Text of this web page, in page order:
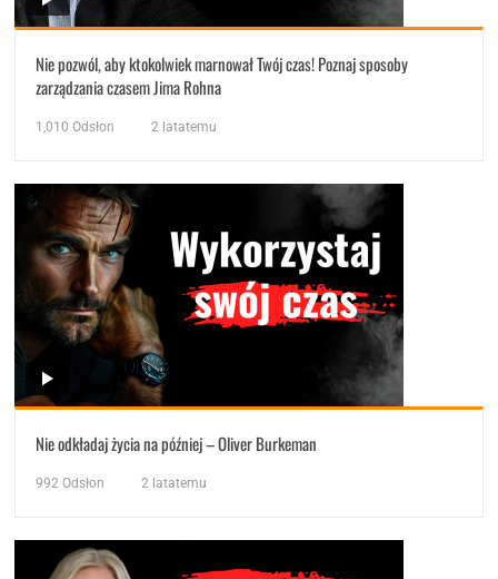
Nie pozwól, aby ktokolwiek marnował Twój czas! Poznaj sposoby
zarządzania czasem Jima Rohna
1,010 Odsłon 2 latatemu
Nie odkładaj życia na później – Oliver Burkeman
992 Odsłon 2 latatemu